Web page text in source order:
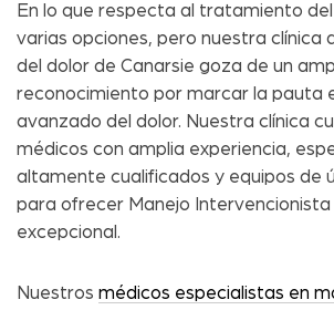
En lo que respecta al tratamiento
varias opciones, pero nuestra clínica
del dolor de Canarsie goza de un
reconocimiento por marcar la pauta
avanzado del dolor. Nuestra clínica
médicos con amplia experiencia,
altamente cualificados y equipos de
para ofrecer Manejo Intervencionista
excepcional.
Nuestros médicos especialistas en